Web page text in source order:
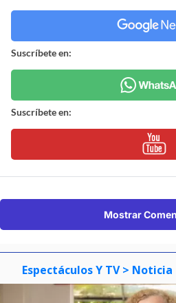
Suscríbete en:
Suscríbete en:
Mostrar
Espectáculos Y TV > Noticia